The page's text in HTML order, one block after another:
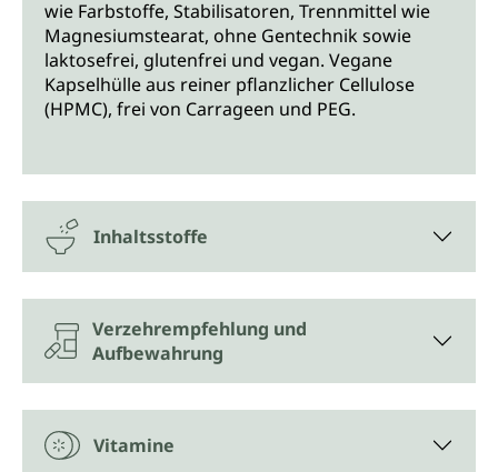
wie Farbstoffe, Stabilisatoren, Trennmittel wie
Magnesiumstearat, ohne Gentechnik sowie
laktosefrei, glutenfrei und vegan. Vegane
Kapselhülle aus reiner pflanzlicher Cellulose
(HPMC), frei von Carrageen und PEG.
Inhaltsstoffe
Verzehrempfehlung und
Aufbewahrung
Vitamine